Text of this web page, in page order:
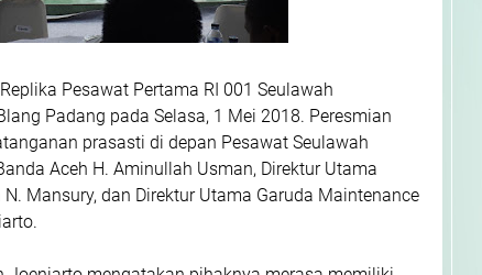
Pesawat Pertama RI 001 Seulawah
Padang pada Selasa, 1 Mei 2018. Peresmian
prasasti di depan Pesawat Seulawah
Aceh H. Aminullah Usman, Direktur Utama
Mansury, dan Direktur Utama Garuda Maintenance